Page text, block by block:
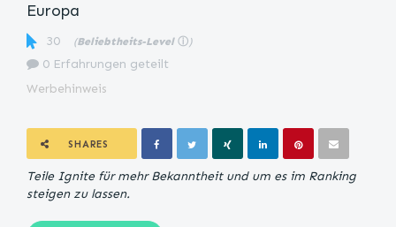
Europa
30 (Beliebtheits-Level ⓘ )
0 Erfahrungen geteilt
Werbehinweis
SHARES
Teile Ignite für mehr Bekanntheit und um es im Ranking
steigen zu lassen.